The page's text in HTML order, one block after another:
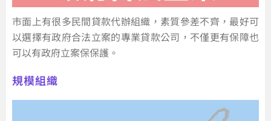
市面上有很多民間貸款代辦組織，素質參差不齊，最好可
以選擇有政府合法立案的專業貸款公司，不僅更有保障也
可以有政府立案保保護。
規模組織